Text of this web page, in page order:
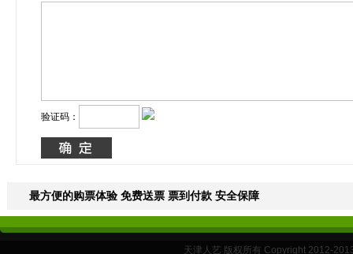
验证码：
最方便的购票体验 免费送票 票到付款 安全保障
天津人艺 版权所有 Copyright 2012-